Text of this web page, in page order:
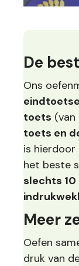
De
Ons
toets (van
toets en
is
het beste
slechts 10
Meer
Oefen
druk van